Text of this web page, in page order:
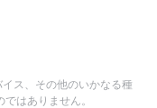
ス、その他のいかなる種
はありません。